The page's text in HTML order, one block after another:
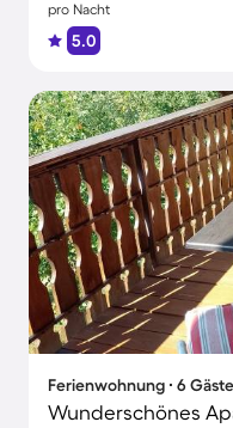
pro Nacht
5.0
Ferienwohnung ∙ 6